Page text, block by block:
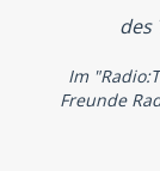
des
Im
Freunde